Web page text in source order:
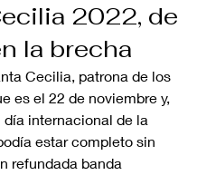
2022, de
la brecha
Cecilia, patrona de los
es el 22 de noviembre y,
día internacional de la
estar completo sin
refundada banda